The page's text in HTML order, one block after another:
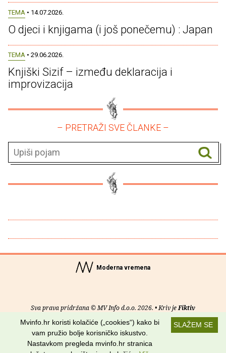
TEMA • 14.07.2026.
O djeci i knjigama (i još ponečemu) : Japan
TEMA • 29.06.2026.
Knjiški Sizif – između deklaracija i
improvizacija
– PRETRAŽI SVE ČLANKE –
Moderna vremena
Sva prava pridržana © MV Info d.o.o. 2026. • Kriv jeFiktiv
O nama• Pomoć• Uvjeti korištenja•RSS kanali
Potraži nas na:
SLAŽEM SE
Mvinfo.hr koristi kolačiće („cookies“) kako bi
vam pružio bolje korisničko iskustvo.
Nastavkom pregleda mvinfo.hr stranica